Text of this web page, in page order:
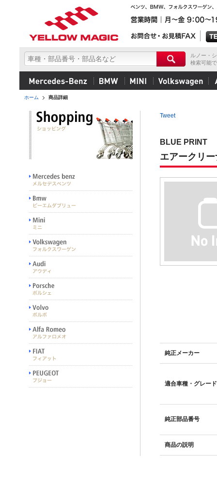
ルノー・
検索可能
ホーム 商品詳細
Tweet
BLUE PRINT
エアークリ
純正メーカー
適合車種・グレー
純正部品番号
商品の説明